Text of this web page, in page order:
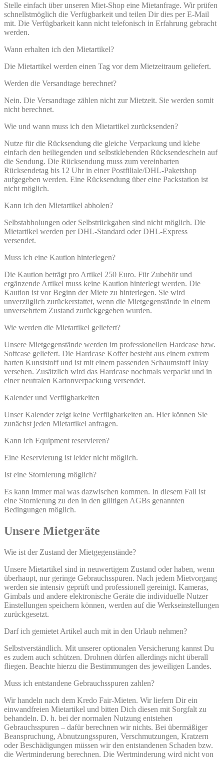
Stelle einfach über unseren Miet-Shop eine Mietanfrage. Wir prüfen
schnellstmöglich die Verfügbarkeit und teilen Dir dies per E-Mail
mit. Die Verfügbarkeit kann nicht telefonisch in Erfahrung gebracht
werden.
Wann erhalten ich den Mietartikel?
Die Mietartikel werden einen Tag vor dem Mietzeitraum geliefert.
Werden die Versandtage berechnet?
Nein. Die Versandtage zählen nicht zur Mietzeit. Sie werden somit
nicht berechnet.
Wie und wann muss ich den Mietartikel zurücksenden?
Nutze für die Rücksendung die gleiche Verpackung und klebe
einfach den beiliegenden und selbstklebenden Rücksendeschein auf
die Sendung. Die Rücksendung muss zum vereinbarten
Rücksendetag bis 12 Uhr in einer Postfiliale/DHL-Paketshop
aufgegeben werden. Eine Rücksendung über eine Packstation ist
nicht möglich.
Kann ich den Mietartikel abholen?
Selbstabholungen oder Selbstrückgaben sind nicht möglich. Die
Mietartikel werden per DHL-Standard oder DHL-Express
versendet.
Muss ich eine Kaution hinterlegen?
Die Kaution beträgt pro Artikel 250 Euro. Für Zubehör und
ergänzende Artikel muss keine Kaution hinterlegt werden. Die
Kaution ist vor Beginn der Miete zu hinterlegen. Sie wird
unverzüglich zurückerstattet, wenn die Mietgegenstände in einem
unversehrtem Zustand zurückgegeben wurden.
Wie werden die Mietartikel geliefert?
Unsere Mietgegenstände werden im professionellen Hardcase bzw.
Softcase geliefert. Die Hardcase Koffer besteht aus einem extrem
harten Kunststoff und ist mit einem passenden Schaumstoff Inlay
versehen. Zusätzlich wird das Hardcase nochmals verpackt und in
einer neutralen Kartonverpackung versendet.
Kalender und Verfügbarkeiten
Unser Kalender zeigt keine Verfügbarkeiten an. Hier können Sie
zunächst jeden Mietartikel anfragen.
Kann ich Equipment reservieren?
Eine Reservierung ist leider nicht möglich.
Ist eine Stornierung möglich?
Es kann immer mal was dazwischen kommen. In diesem Fall ist
eine Stornierung zu den in den gültigen AGBs genannten
Bedingungen möglich.
Unsere Mietgeräte
Wie ist der Zustand der Mietgegenstände?
Unsere Mietartikel sind in neuwertigem Zustand oder haben, wenn
überhaupt, nur geringe Gebrauchsspuren. Nach jedem Mietvorgang
werden sie intensiv geprüft und professionell gereinigt. Kameras,
Gimbals und andere elektronische Geräte die individuelle Nutzer
Einstellungen speichern können, werden auf die Werkseinstellungen
zurückgesetzt.
Darf ich gemietet Artikel auch mit in den Urlaub nehmen?
Selbstverständlich. Mit unserer optionalen Versicherung kannst Du
es zudem auch schützen. Drohnen dürfen allerdings nicht überall
fliegen. Beachte hierzu die Bestimmungen des jeweiligen Landes.
Muss ich entstandene Gebrauchsspuren zahlen?
Wir handeln nach dem Kredo Fair-Mieten. Wir liefern Dir ein
einwandfreien Mietartikel und bitten Dich diesen mit Sorgfalt zu
behandeln. D. h. bei der normalen Nutzung entstehen
Gebrauchsspuren – dafür berechnen wir nichts. Bei übermäßiger
Beanspruchung, Abnutzungsspuren, Verschmutzungen, Kratzern
oder Beschädigungen müssen wir den entstandenen Schaden bzw.
die Wertminderung berechnen. Die Wertminderung wird nicht von